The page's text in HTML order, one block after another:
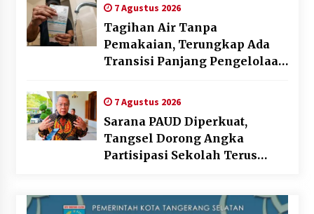
7 Agustus 2026
Tagihan Air Tanpa
Pemakaian, Terungkap Ada
Transisi Panjang Pengelolaan
Transparan
7 Agustus 2026
Sarana PAUD Diperkuat,
Tangsel Dorong Angka
Partisipasi Sekolah Terus